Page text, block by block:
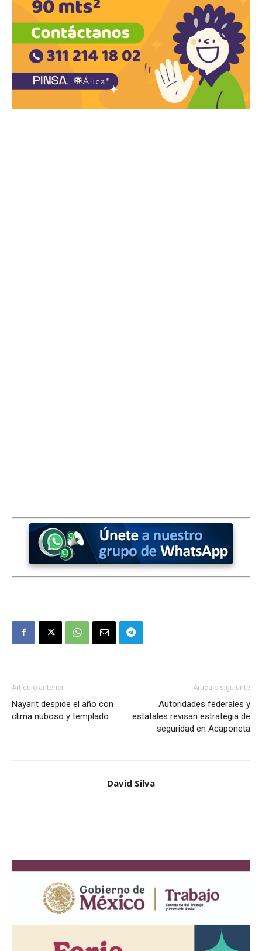
Artículo anterior
Nayarit despide el año con
clima nuboso y templado
Artículo siguiente
Autoridades federales y
estatales revisan estrategia de
seguridad en Acaponeta
David Silva